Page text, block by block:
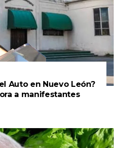
Auto en Nuevo León?
a manifestantes